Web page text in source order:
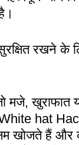
रखने के
मजे, खुराफात
hat
खोजते हैं